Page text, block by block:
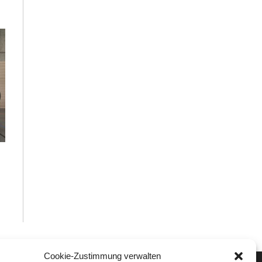
Cookie-Zustimmung verwalten